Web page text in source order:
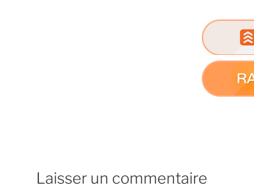
Laisser un commentaire